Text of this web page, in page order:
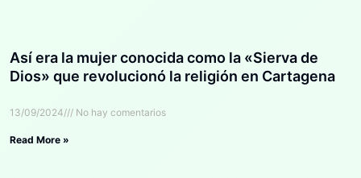
Así era la mujer conocida como la «Sierva de
Dios» que revolucionó la religión en Cartagena
13/09/2024 No hay comentarios
Read More »